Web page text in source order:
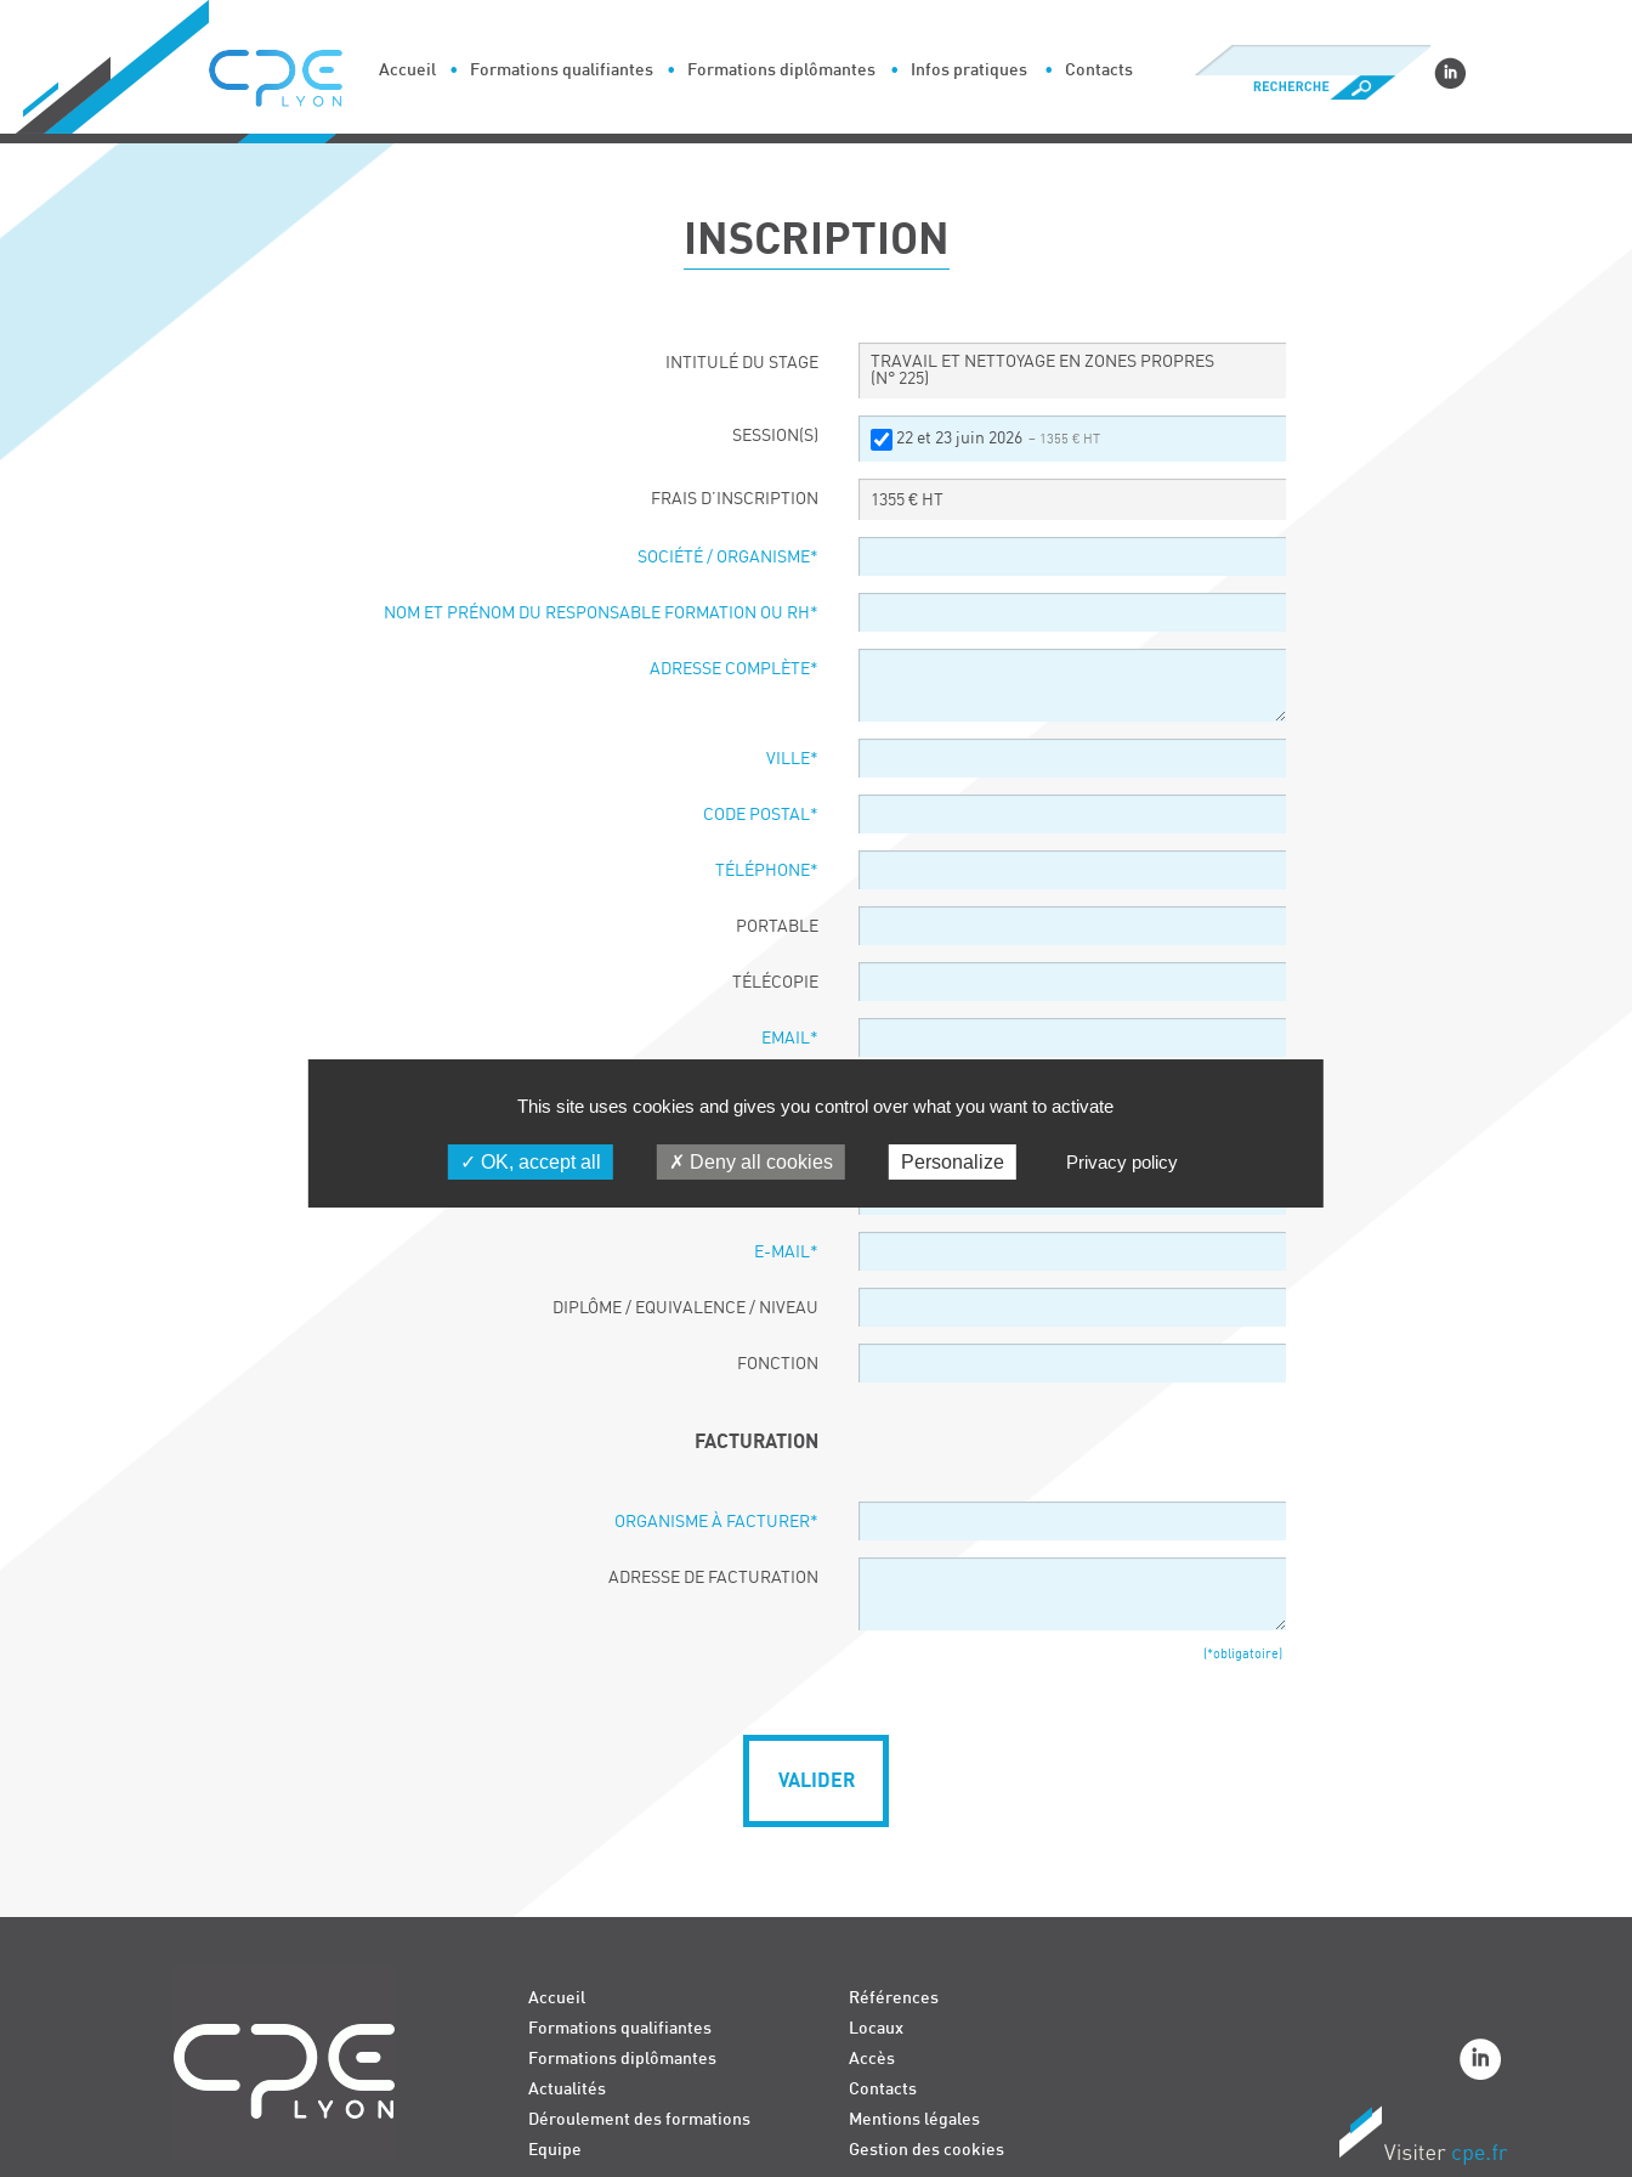
Accueil Formations qualifiantes Formations diplômantes Infos pratiques Contacts
INSCRIPTION
INTITULÉ DU STAGE
TRAVAIL ET NETTOYAGE EN ZONES PROPRES
(N° 225)
SESSION(S) 22 et 23 juin 2026 – 1355 € HT
FRAIS D’INSCRIPTION 1355 € HT
SOCIÉTÉ / ORGANISME*
NOM ET PRÉNOM DU RESPONSABLE FORMATION OU RH *
ADRESSE COMPLÈTE*
VILLE*
CODE POSTAL*
TÉLÉPHONE*
PORTABLE
TÉLÉCOPIE
EMAIL*
PARTICIPANT
E-MAIL*
DIPLÔME / EQUIVALENCE / NIVEAU
FONCTION
FACTURATION
ORGANISME À FACTURER*
ADRESSE DE FACTURATION
(*obligatoire)
VALIDER
Accueil
Formations qualifiantes
Formations diplômantes
Actualités
Déroulement des formations
Equipe
Références
Locaux
Accès
Contacts
Mentions légales
Gestion des cookies
Cookies management panel
This site uses cookies and gives you control over what you want to activate
OK, accept all Deny all cookies Personalize Privacy policy